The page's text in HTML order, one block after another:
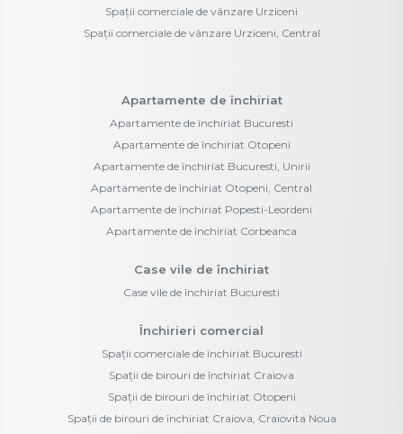
Spații comerciale de vânzare Urziceni
Spații comerciale de vânzare Urziceni, Central
Apartamente de închiriat
Apartamente de închiriat Bucuresti
Apartamente de închiriat Otopeni
Apartamente de închiriat Bucuresti, Unirii
Apartamente de închiriat Otopeni, Central
Apartamente de închiriat Popesti-Leordeni
Apartamente de închiriat Corbeanca
Case vile de închiriat
Case vile de închiriat Bucuresti
Închirieri comercial
Spații comerciale de închiriat Bucuresti
Spații de birouri de închiriat Craiova
Spații de birouri de închiriat Otopeni
Spații de birouri de închiriat Craiova, Craiovita Noua